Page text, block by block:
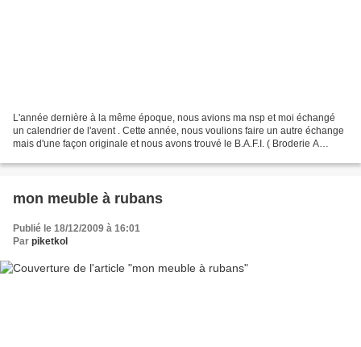
L'année dernière à la même époque, nous avions ma nsp et moi échangé
un calendrier de l'avent . Cette année, nous voulions faire un autre échange
mais d'une façon originale et nous avons trouvé le B.A.F.I. ( Broderie A
mon meuble à rubans
Publié le 18/12/2009 à 16:01
Par piketkol